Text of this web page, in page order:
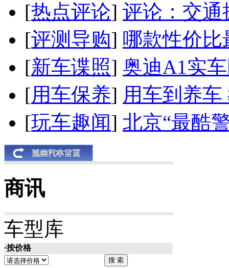
[热点评论] 评论：交通
[评测导购] 哪款性价比
[新车谍照] 奥迪A1实
[用车保养] 用车到养
[玩车趣闻] 北京“最酷
商讯
车型库
·按价格